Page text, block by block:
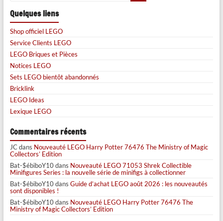
Quelques liens
Shop officiel LEGO
Service Clients LEGO
LEGO Briques et Pièces
Notices LEGO
Sets LEGO bientôt abandonnés
Bricklink
LEGO Ideas
Lexique LEGO
Commentaires récents
JCdans Nouveauté LEGO Harry Potter 76476 The Ministry of Magic
Collectors’ Edition
Bat-$ébiboY10dans Nouveauté LEGO 71053 Shrek Collectible
Minifigures Series : la nouvelle série de minifigs à collectionner
Bat-$ébiboY10dans Guide d’achat LEGO août 2026 : les nouveautés
sont disponibles !
Bat-$ébiboY10dans Nouveauté LEGO Harry Potter 76476 The
Ministry of Magic Collectors’ Edition